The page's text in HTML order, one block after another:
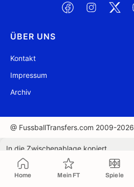
Home Mein FT Spiele
ÜBER UNS
Kontakt
Impressum
Archiv
@ FussballTransfers.com 2009-2026
In die Zwischenablage kopiert